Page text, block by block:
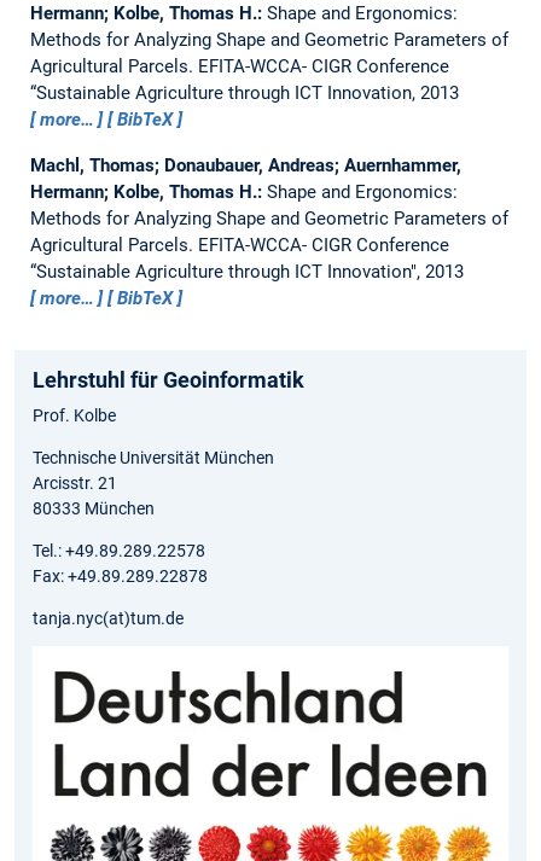
Hermann; Kolbe, Thomas H.: Shape and Ergonomics:
Methods for Analyzing Shape and Geometric Parameters of
Agricultural Parcels. EFITA-WCCA- CIGR Conference
“Sustainable Agriculture through ICT Innovation, 2013
more…
BibTeX
Machl, Thomas; Donaubauer, Andreas; Auernhammer,
Hermann; Kolbe, Thomas H.: Shape and Ergonomics:
Methods for Analyzing Shape and Geometric Parameters of
Agricultural Parcels. EFITA-WCCA- CIGR Conference
“Sustainable Agriculture through ICT Innovation", 2013
more…
BibTeX
Lehrstuhl für Geoinformatik
Prof. Kolbe
Technische Universität München
Arcisstr. 21
80333 München
Tel.: +49.89.289.22578
Fax: +49.89.289.22878
tanja.nyc(at)tum.de